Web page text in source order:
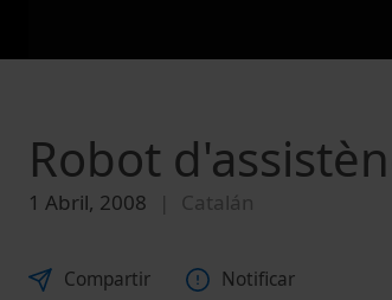
Robot
1 Abril, 2008 Catalán
Compartir Notificar